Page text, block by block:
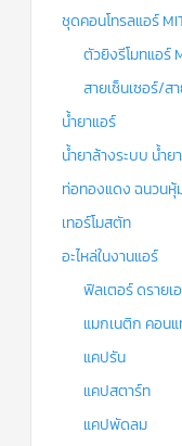
ชุดคอนโทรลแอร์
ตัวยิงรีโมทแอร์
สายเซ็นเซอร์/ส
น้ำยาแอร์
น้ำยาล้างระบบ น้ำ
ท่อทองแดง ฉนวน
เทอร์โมสตัท
อะไหล่ในงานแอร์
ฟิลเตอร์ ดรายเ
แมกเนติก คอน
แคปรัน
แคปสตาร์ท
แคปพัดลม